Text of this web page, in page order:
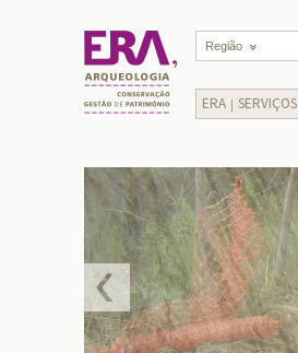
Região
ERA SERVIÇOS